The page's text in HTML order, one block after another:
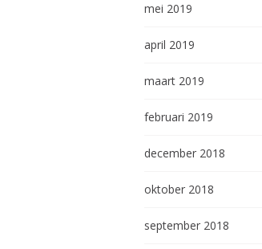
mei 2019
april 2019
maart 2019
februari 2019
december 2018
oktober 2018
september 2018